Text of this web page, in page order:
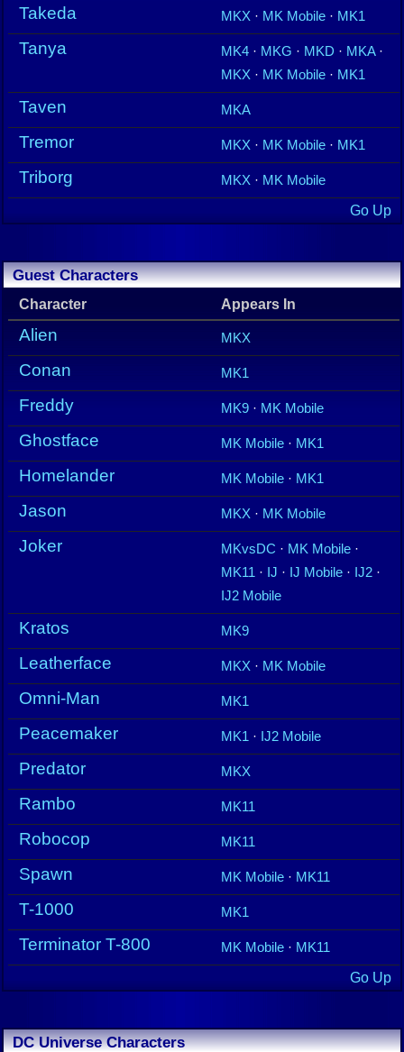
Takeda MKX · MK Mobile · MK1
Tanya MK4 · MKG · MKD · MKA·
MKX · MK Mobile · MK1
Taven MKA
Tremor MKX · MK Mobile · MK1
Triborg MKX · MK Mobile
Go Up
Guest Characters
Character Appears In
Alien MKX
Conan MK1
Freddy MK9 · MK Mobile
Ghostface MK Mobile · MK1
Homelander MK Mobile · MK1
Jason MKX · MK Mobile
Joker MKvsDC · MK Mobile ·
MK11 · IJ · IJ Mobile · IJ2 ·
IJ2 Mobile
Kratos MK9
Leatherface MKX · MK Mobile
Omni-Man MK1
Peacemaker MK1 · IJ2 Mobile
Predator MKX
Rambo MK11
Robocop MK11
Spawn MK Mobile · MK11
T-1000 MK1
Terminator T-800 MK Mobile · MK11
Go Up
DC Universe Characters